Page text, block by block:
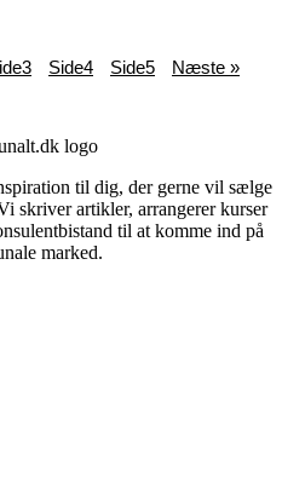
3 Side4 Side5 Næste »
til dig, der gerne vil sælge
skriver artikler, arrangerer kurser
til at komme ind på
marked.